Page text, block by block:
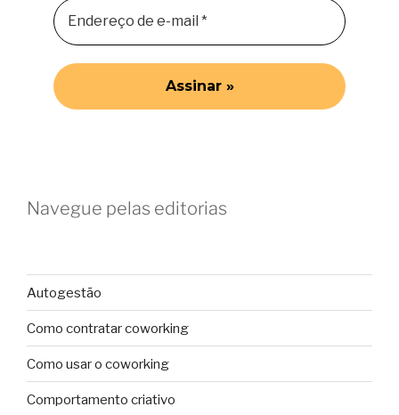
Navegue pelas editorias
Autogestão
Como contratar coworking
Como usar o coworking
Comportamento criativo